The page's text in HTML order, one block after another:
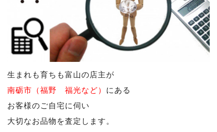
生まれも育ちも富山の店主が
南砺市（福野 福光など） にある
お客様のご自宅に伺い
大切なお品物を査定します。